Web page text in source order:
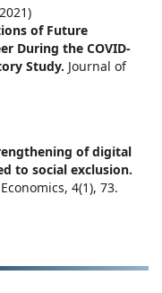
of Future
During the COVID-
Study. Journal of
of digital
to social exclusion.
4(1), 73.